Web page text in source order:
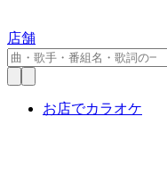
店舗
お店でカラオケ